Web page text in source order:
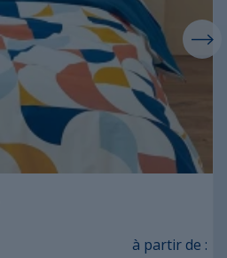
à partir de :